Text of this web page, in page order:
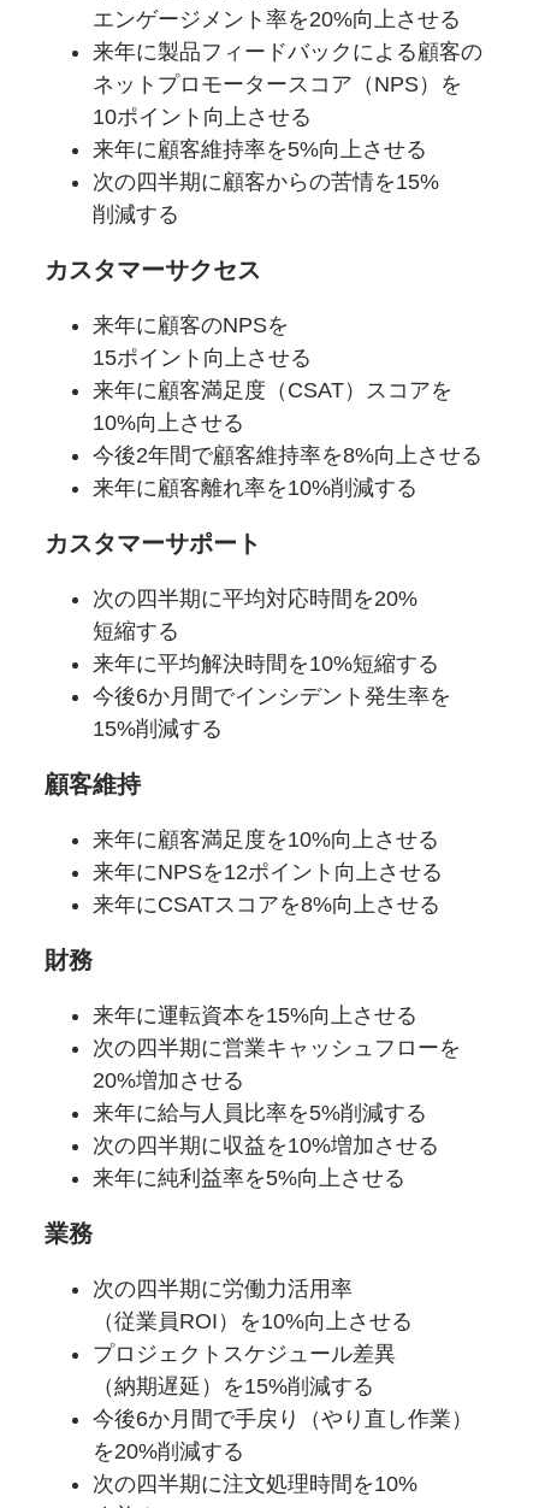
エンゲージメント率を20%向上させる
来年に製品フィードバックに よる顧客の
ネットプロモータースコア （NPS）を
10ポイント向上させる
来年に顧客維持率を5%向上させる
次の四半期に顧客からの苦情を15%
削減する
カスタマーサクセス
来年に顧客のNPSを
15ポイント向上させる
来年に顧客満足度 （CSAT）スコアを
10%向上させる
今後2年間で顧客維持率を8%向上させる
来年に顧客離れ率を10%削減する
カスタマーサポート
次の四半期に平均対応時間を20%
短縮する
来年に平均解決時間を10%短縮する
今後6か 月間でインシデント発生率を
15%削減する
顧客維持
来年に顧客満足度を10%向上させる
来年にNPSを12ポイント向上させる
来年にCSATスコアを8%向上させる
財務
来年に運転資本を15%向上させる
次の四半期に営業キャッシュフローを
20%増加させる
来年に給与人員比率を5%削減する
次の四半期に収益を10%増加させる
来年に純利益率を5%向上させる
業務
次の四半期に労働力活用率
（従業員ROI）を10%向上させる
プロジェクトスケジュール差異
（納期遅延）を15%削減する
今後6か 月間で手戻り
（やり直し作業）
を20%削減する
次の四半期に注文処理時間を10%